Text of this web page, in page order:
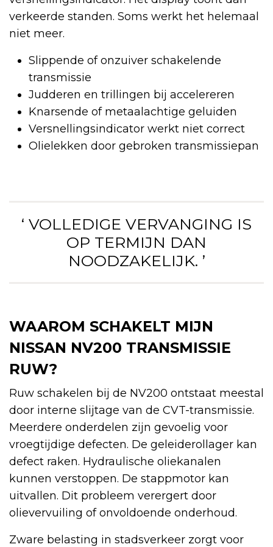
verkeerde standen. Soms werkt het helemaal
niet meer.
Slippende of onzuiver schakelende
transmissie
Judderen en trillingen bij accelereren
Knarsende of metaalachtige geluiden
Versnellingsindicator werkt niet correct
Olielekken door gebroken transmissiepan
‘ VOLLEDIGE VERVANGING IS
OP TERMIJN DAN
NOODZAKELIJK. ’
WAAROM SCHAKELT MIJN
NISSAN NV200 TRANSMISSIE
RUW?
Ruw schakelen bij de NV200 ontstaat meestal
door interne slijtage van de CVT-transmissie.
Meerdere onderdelen zijn gevoelig voor
vroegtijdige defecten. De geleiderollager kan
defect raken. Hydraulische oliekanalen
kunnen verstoppen. De stappmotor kan
uitvallen. Dit probleem verergert door
olievervuiling of onvoldoende onderhoud.
Zware belasting in stadsverkeer zorgt voor